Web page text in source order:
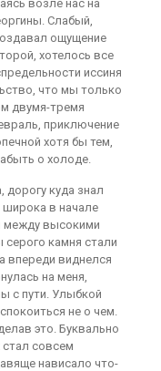
возле нас на
Слабый,
ощущение
хотелось все
иссиня
что мы только
двумя-тремя
приключение
хотя бы тем,
о холоде.
дорогу куда знал
в начале
между высокими
камня стали
впереди виднелся
на меня,
с пути. Улыбкой
не о чем.
это. Буквально
стал совсем
нависало что-